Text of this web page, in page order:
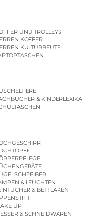
UND TROLLEYS
KOFFER
KULTURBEUTEL
& KINDERLEXIKA
& LEUCHTEN
& BETTLAKEN
UP
& SCHNEIDWAREN